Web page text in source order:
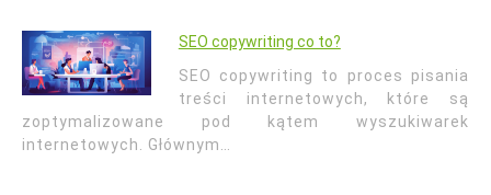
SEO copywriting co to?
SEO copywriting to proces pisania
treści internetowych, które są
zoptymalizowane pod kątem wyszukiwarek
internetowych. Głównym…